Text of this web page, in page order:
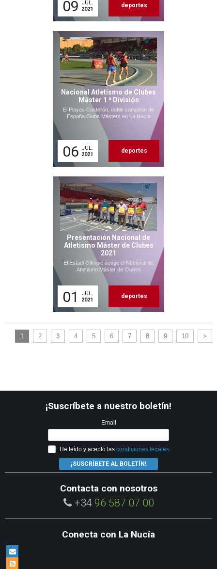
09
JUL.
2021
deportes
Nacional Atletismo de Clubes
Máster 1 ª División
El Playas Castellón, doble campéon de
España Clubs Másters en La Nucía
06 JUL.
2021
deportes
Presentación Nacional de
Atletismo Máster de Clubes
2021
El Estadi Olímpic acoge el Nacional de
Atletismo Máster de Clubes
01
JUL.
2021
deportes
1 2 3 4 5 6 7 8 9 10 >
¡Suscríbete a nuestro boletín!
Email
He leído y acepto las condiciones legales
¡SUSCRÍBETE AL BOLETÍN!
Contacta con nosotros
+34 96 587 07 00
Conecta con La Nucía